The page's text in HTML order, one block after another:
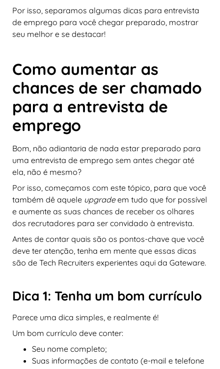
Por isso, separamos algumas dicas para entrevista
de emprego para você chegar preparado, mostrar
seu melhor e se destacar!
Como aumentar as
chances de ser chamado
para a entrevista de
emprego
Bom, não adiantaria de nada estar preparado para
uma entrevista de emprego sem antes chegar até
ela, não é mesmo?
Por isso, começamos com este tópico, para que você
também dê aquele upgradeem tudo que for possível
e aumente as suas chances de receber os olhares
dos recrutadores para ser convidado à entrevista.
Antes de contar quais são os pontos-chave que você
deve ter atenção, tenha em mente que essas dicas
são de Tech Recruiters experientes aqui da Gateware.
Dica 1: Tenha um bom currículo
Parece uma dica simples, e realmente é!
Um bom currículo deve conter:
Seu nome completo;
Suas informações de contato (e-mail e telefone